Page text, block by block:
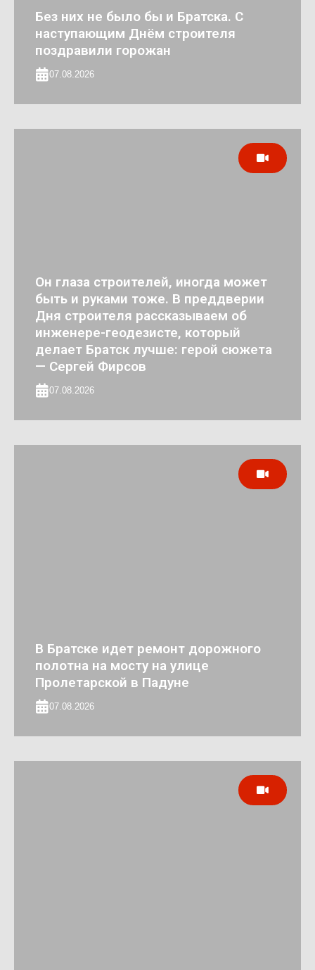
Без них не было бы и Братска. С
наступающим Днём строителя
поздравили горожан
07.08.2026
Он глаза строителей, иногда может
быть и руками тоже. В преддверии
Дня строителя рассказываем об
инженере-геодезисте, который
делает Братск лучше: герой сюжета
— Сергей Фирсов
07.08.2026
В Братске идет ремонт дорожного
полотна на мосту на улице
Пролетарской в Падуне
07.08.2026